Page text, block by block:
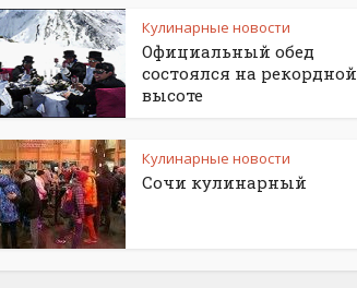
Кулинарные новости
Официальный обед
состоялся на рекордной
высоте
Кулинарные новости
Сочи кулинарный